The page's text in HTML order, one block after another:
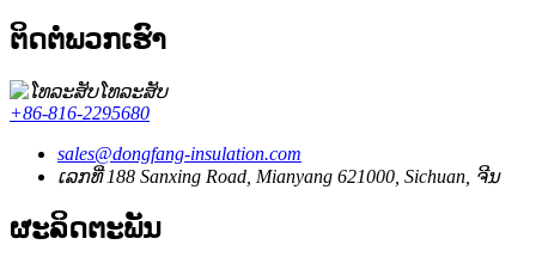
ຕິດຕໍ່ພວກເຮົາ
ໂທລະສັບ
+86-816-2295680
sales@dongfang-insulation.com
ເລກທີ່ 188 Sanxing Road, Mianyang 621000, Sichuan, ຈີນ
ຜະລິດຕະພັນ